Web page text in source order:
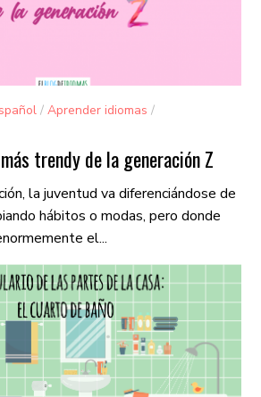
/Aprender idiomas /
trendy de la generación Z
la juventud va diferenciándose de
hábitos o modas, pero donde
el...